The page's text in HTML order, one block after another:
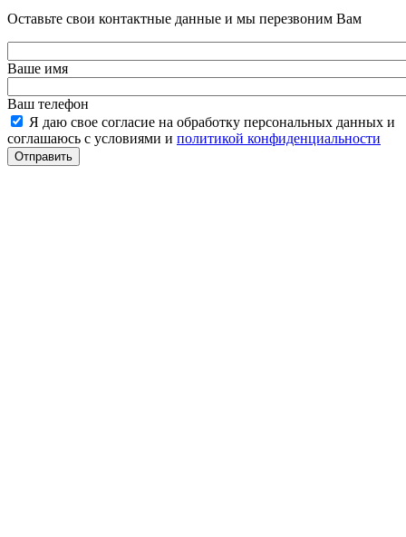
Оставьте свои контактные данные и мы перезвоним Вам
Ваше имя
Ваш телефон
Я даю свое согласие на обработку персональных данных и
соглашаюсь с условиями и политикой конфиденциальности
Отправить